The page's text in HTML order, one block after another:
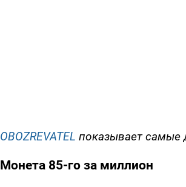
OBOZREVATEL показывает самые
Монета 85-го за миллион